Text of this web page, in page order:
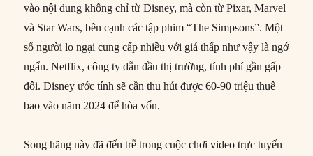
vào nội dung không chỉ từ Disney, mà còn từ Pixar, Marvel
và Star Wars, bên cạnh các tập phim “The Simpsons”. Một
số người lo ngại cung cấp nhiều với giá thấp như vậy là ngớ
ngẩn. Netflix, công ty dẫn đầu thị trường, tính phí gần gấp
đôi. Disney ước tính sẽ cần thu hút được 60-90 triệu thuê
bao vào năm 2024 để hòa vốn.
Song hãng này đã đến trễ trong cuộc chơi video trực tuyến